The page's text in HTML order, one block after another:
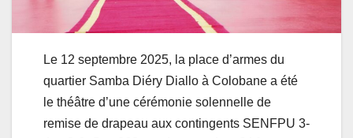
Le 12 septembre 2025, la place d’armes du
quartier Samba Diéry Diallo à Colobane a été
le théâtre d’une cérémonie solennelle de
remise de drapeau aux contingents SENFPU 3-